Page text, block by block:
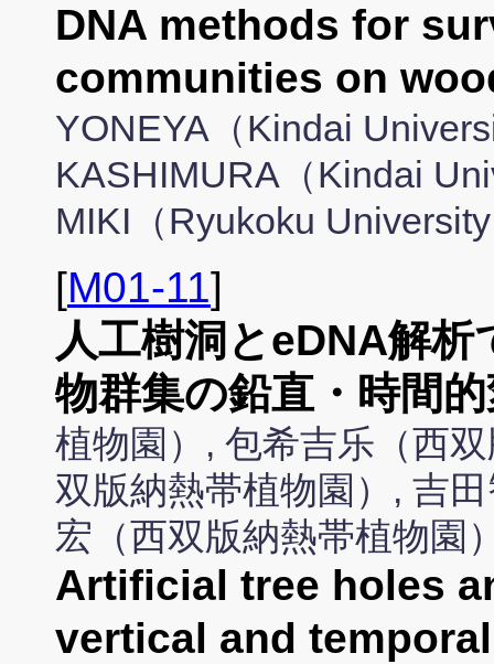
DNA methods for
communities on
YONEYA（Kindai
KASHIMURA（Kindai
MIKI（Ryukoku
[M01-11]
人工樹洞とeDNA解
物群集の鉛直・時間
植物園）, 包希吉乐（西
双版納熱帯植物園）, 吉
宏（西双版納熱帯植物園
Artificial tree holes
vertical and